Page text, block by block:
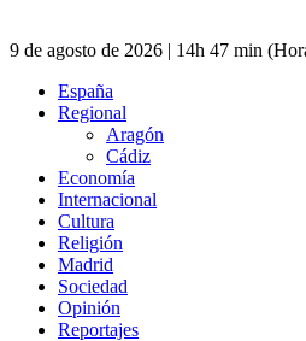
9 de agosto de 2026 | 14h 47 min
España
Regional
Aragón
Cádiz
Economía
Internacional
Cultura
Religión
Madrid
Sociedad
Opinión
Reportajes